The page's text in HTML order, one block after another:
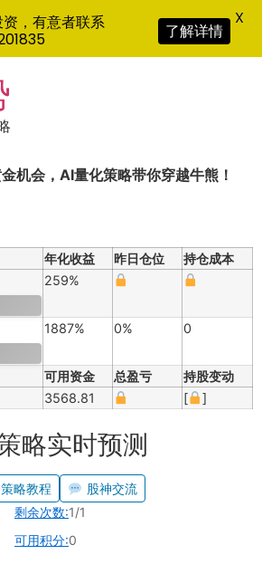
机会，AI量化策略带你穿越牛熊！
年化收益 昨日仓位 持仓成本
259%
1887% 0% 0
可用资金 总盈亏
持股变动
3568.81 [ ]
略实时预测
策略教程
股神交流
剩余次数:1/1
可用积分:0
，有意者联系
了解详情
X